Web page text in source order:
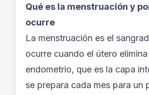
Qué es la menstruación y
ocurre
La menstruación es el
ocurre cuando el útero elimina
endometrio, que es la capa
se prepara cada mes para un